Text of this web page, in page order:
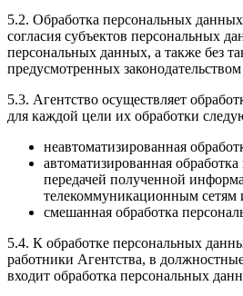
5.2. Обработка персональных данных
согласия субъектов персональных
персональных данных, а также без
предусмотренных
5.3. Агентство осуществляет
для каждой цели их обработки
неавтоматизированная
автоматизированная
передачей полученной
телекоммуникационным сетям
смешанная обработка
5.4. К обработке персональных
работники Агентства, в
входит обработка персональных